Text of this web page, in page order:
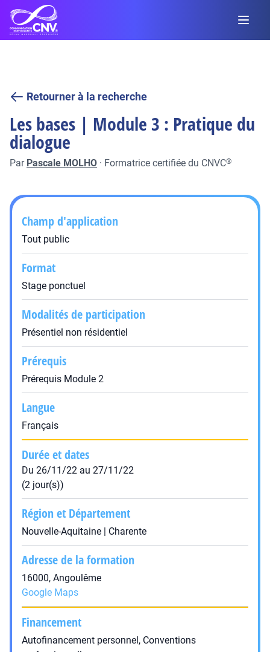
Retourner à la recherche
Les bases | Module 3 : Pratique du
dialogue
Par Pascale MOLHO · Formatrice certifiée du CNVC®
Champ d'application
Tout public
Format
Stage ponctuel
Modalités de participation
Présentiel non résidentiel
Prérequis
Prérequis Module 2
Langue
Français
Durée et dates
Du 26/11/22 au 27/11/22
(2 jour(s))
Région et Département
Nouvelle-Aquitaine | Charente
Adresse de la formation
16000, Angoulême
Google Maps
Financement
Autofinancement personnel, Conventions